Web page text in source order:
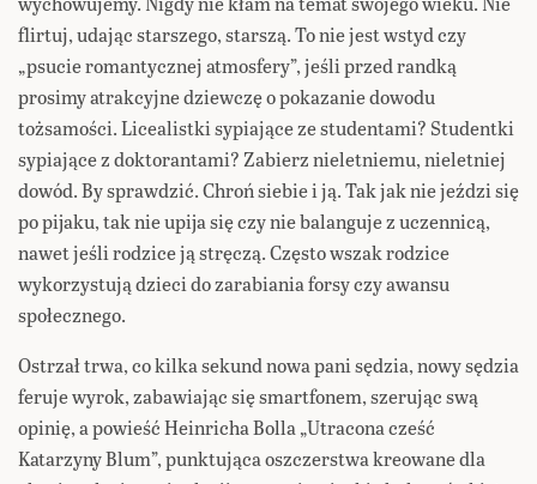
flirtuj, udając starszego, starszą. To nie jest wstyd czy
„psucie romantycznej atmosfery”, jeśli przed randką
prosimy atrakcyjne dziewczę o pokazanie dowodu
tożsamości. Licealistki sypiające ze studentami? Studentki
sypiające z doktorantami? Zabierz nieletniemu, nieletniej
dowód. By sprawdzić. Chroń siebie i ją. Tak jak nie jeździ się
po pijaku, tak nie upija się czy nie balanguje z uczennicą,
nawet jeśli rodzice ją stręczą. Często wszak rodzice
wykorzystują dzieci do zarabiania forsy czy awansu
społecznego.
Ostrzał trwa, co kilka sekund nowa pani sędzia, nowy sędzia
feruje wyrok, zabawiając się smartfonem, szerując swą
opinię, a powieść Heinricha Bolla „Utracona cześć
Katarzyny Blum”, punktująca oszczerstwa kreowane dla